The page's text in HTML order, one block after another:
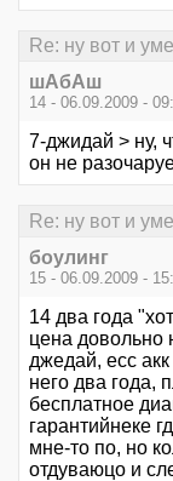
Re: ну вот и
шАбАш
14 - 06.09.2009 -
7-джидай > ну,
он не
Re: ну вот и
боулинг
15 - 06.09.2009 -
14 два года
цена довольно
джедай, есс
него два года,
бесплатное
гарантийнеке
мне-то по, но
отдуваюцо и